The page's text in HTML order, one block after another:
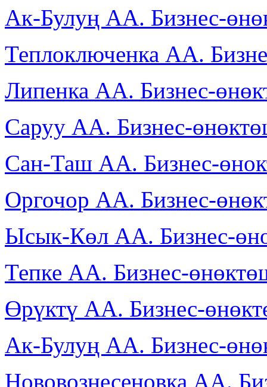
Ак-Булуң АА. Бизнес-
Теплоключенка АА.
Липенка АА. Бизнес-
Саруу АА. Бизнес-
Сан-Таш АА. Бизнес-
Оргочор АА. Бизнес-
Ысык-Көл АА. Бизнес-
Тепке АА. Бизнес-
Өрүктү АА. Бизнес-
Ак-Булуң АА. Бизнес-
Нововознесеновка АА.